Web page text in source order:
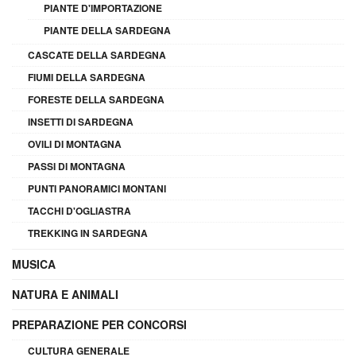
PIANTE D'IMPORTAZIONE
PIANTE DELLA SARDEGNA
CASCATE DELLA SARDEGNA
FIUMI DELLA SARDEGNA
FORESTE DELLA SARDEGNA
INSETTI DI SARDEGNA
OVILI DI MONTAGNA
PASSI DI MONTAGNA
PUNTI PANORAMICI MONTANI
TACCHI D'OGLIASTRA
TREKKING IN SARDEGNA
MUSICA
NATURA E ANIMALI
PREPARAZIONE PER CONCORSI
CULTURA GENERALE